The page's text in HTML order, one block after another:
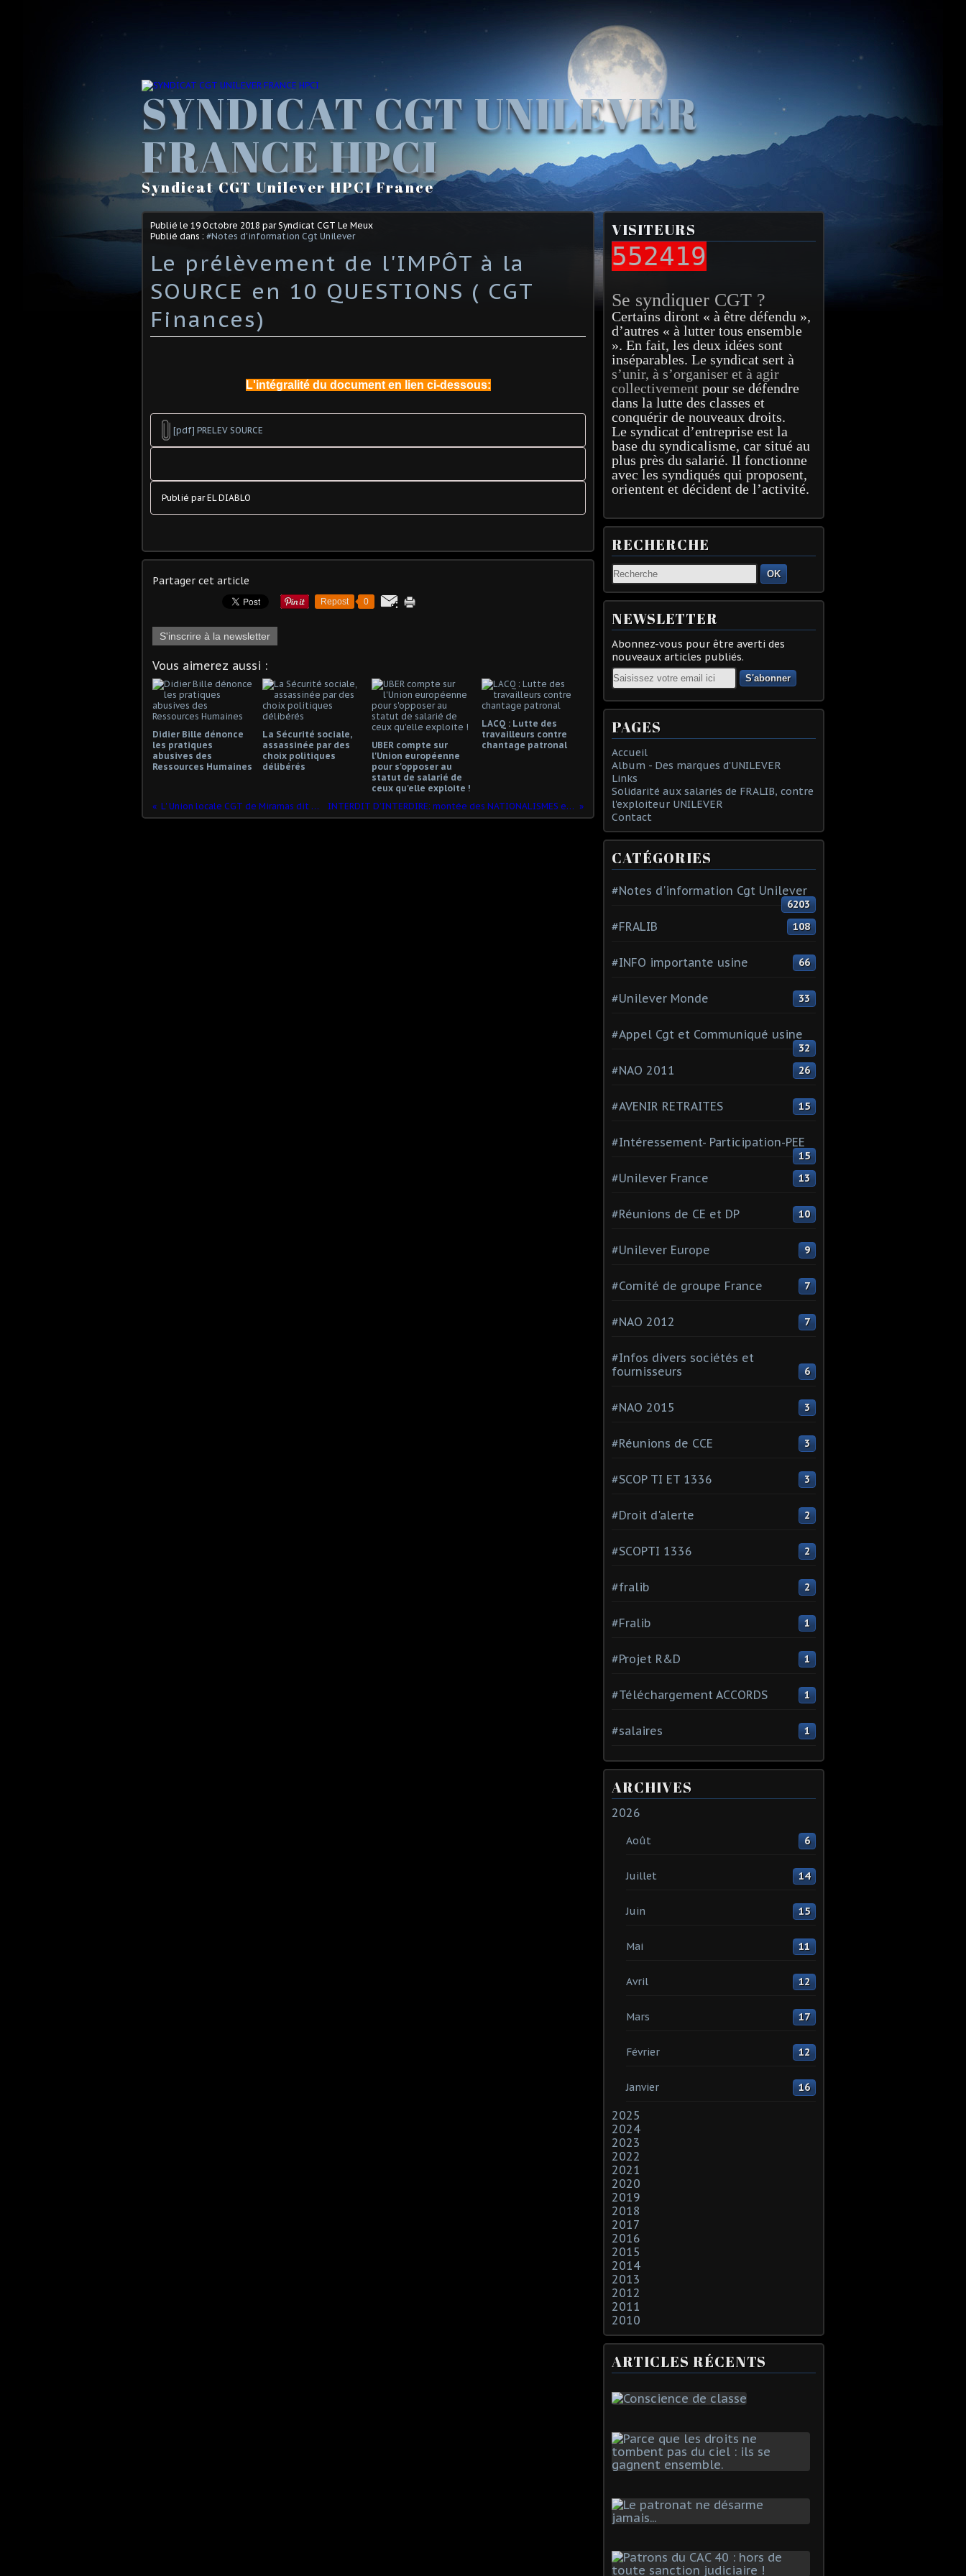
SYNDICAT CGT UNILEVER
FRANCE HPCI
Syndicat CGT Unilever HPCI France
Publié le 19 Octobre 2018 par Syndicat CGT Le Meux
Publié dans : #Notes d'information Cgt Unilever
Le prélèvement de l'IMPÔT à la
SOURCE en 10 QUESTIONS ( CGT
Finances)
L'intégralité du document en lien ci-dessous:
[pdf] PRELEV SOURCE
Publié par EL DIABLO
Partager cet article
Repost 0
S'inscrire à la newsletter
Vous aimerez aussi :
Didier Bille dénonce
les pratiques
abusives des
Ressources Humaines
La Sécurité sociale,
assassinée par des
choix politiques
délibérés
UBER compte sur
l'Union européenne
pour s'opposer au
statut de salarié de
ceux qu'elle exploite !
LACQ : Lutte des
travailleurs contre
chantage patronal
L' Union locale CGT de Miramas dit NON à la direction confédérale INTERDIT D’INTERDIRE: montée des NATIONALISMES et des droites extrêmes : retour aux années 30 ?
VISITEURS
552419
Se syndiquer CGT ?
Certains diront « à être défendu »,
d’autres « à lutter tous ensemble
». En fait, les deux idées sont
inséparables. Le syndicat sert à
s’unir, à s’organiser et à agir
collectivement pour se défendre
dans la lutte des classes et
conquérir de nouveaux droits.
Le syndicat d’entreprise est la
base du syndicalisme, car situé au
plus près du salarié. Il fonctionne
avec les syndiqués qui proposent,
orientent et décident de l’activité.
RECHERCHE
OK
NEWSLETTER
Abonnez-vous pour être averti des
nouveaux articles publiés.
Email
PAGES
Accueil
Album - Des marques d'UNILEVER
Links
Solidarité aux salariés de FRALIB, contre
l'exploiteur UNILEVER
Contact
CATÉGORIES
#Notes d'information Cgt Unilever
6203
#FRALIB 108
#INFO importante usine 66
#Unilever Monde 33
#Appel Cgt et Communiqué usine
32
#NAO 2011 26
#AVENIR RETRAITES 15
#Intéressement- Participation-PEE
15
#Unilever France 13
#Réunions de CE et DP 10
#Unilever Europe 9
#Comité de groupe France 7
#NAO 2012 7
#Infos divers sociétés et
fournisseurs
6
#NAO 2015 3
#Réunions de CCE 3
#SCOP TI ET 1336 3
#Droit d'alerte 2
#SCOPTI 1336 2
#fralib 2
#Fralib 1
#Projet R&D 1
#Téléchargement ACCORDS 1
#salaires 1
ARCHIVES
2026
Août 6
Juillet 14
Juin 15
Mai 11
Avril 12
Mars 17
Février 12
Janvier 16
2025
2024
2023
2022
2021
2020
2019
2018
2017
2016
2015
2014
2013
2012
2011
2010
ARTICLES RÉCENTS